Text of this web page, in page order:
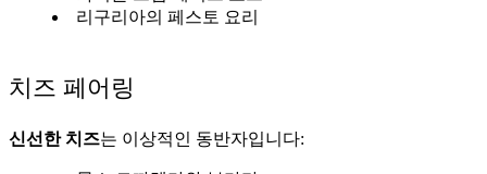
리구리아의 페스토 요리
치즈 페어링
신선한 치즈는 이상적인 동반자입니다: